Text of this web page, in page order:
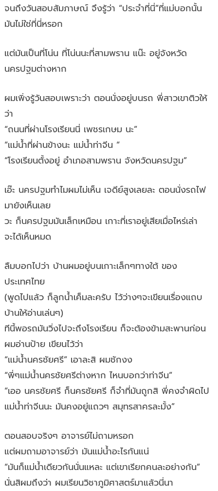
จนถึงวันสอบสัมภาษณ์ จึงรู้ว่า “ประจำที่นี่”ที่แม่บอกนั้น
มันไม่ใช่ที่นี่หรอก
แต่มันเป็นที่โน่น ที่โน่นนะที่สามพราน แน๊ะ อยู่จังหวัด
นครปฐมต่างหาก
ผมเพิ่งรู้วันสอบเพราะว่า ตอนนั่งอยู่บนรถ พี่สาวเขาติวให้
ว่า
“ถนนที่ผ่านโรงเรียนนี่ เพชรเกษม นะ”
“แม่น้ำที่ผ่านข้างนะ แม่น้ำท่าจีน “
“โรงเรียนตั้งอยู่ อำเภอสามพราน จังหวัดนครปฐม”
เอ๊ะ นครปฐมทำไมผมไม่เห็น เจดีย์สูงเลยละ ตอนนั่งรถไฟ
มายังเห็นเลย
วะ ก็นครปฐมมันเล็กเหมือน เกาะที่เราอยู่เสียเมื่อไหร่เล่า
จะได้เห็นหมด
ลืมบอกไปว่า บ้านผมอยู่บนเกาะเล็กๆทางใต้ ของ
ประเทศไทย
(พูดไปแล้ว ก็ลูกน้ำเค็มละครับ ไว้ว่างๆจะเขียนเรื่องแถบ
บ้านให้อ่านเล่นๆ)
ทีนี้พอรถมันวิ่งไปจะถึงโรงเรียน ก็จะต้องข้ามสะพานก่อน
ผมอ่านป้าย เขียนไว้ว่า
“แม่น้ำนครชัยศรี” เอาละสิ ผมชักงง
“พี่ๆแม่น้ำนครชัยศรีต่างหาก ไหนบอกว่าท่าจีน”
“เออ นครชัยศรี ก็นครชัยศรี ก็จำที่มันถูกสิ พี่คงจำผิดไป
แม่น้ำท่าจีนนะ มันคงอยู่แถวๆ สมุทรสาครละมั้ง”
ตอนสอบจริงๆ อาจารย์ไม่ถามหรอก
แต่ผมถามอาจารย์ว่า มันแม่น้ำอะไรกันแน่
“มันก็แม่น้ำเดียวกันนั่นแหละ แต่เขาเรียกคนละอย่างกัน”
นั่นสิผมถึงว่า ผมเรียนวิชาภูมิศาสตร์มาแล้วนี่นา